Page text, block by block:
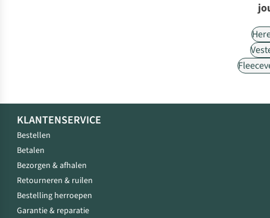
KLANTENSERVICE
Bestellen
Betalen
Bezorgen & afhalen
Retourneren & ruilen
Bestelling herroepen
Garantie & reparatie